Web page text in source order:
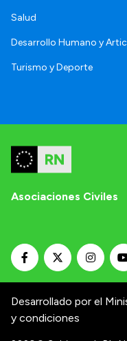
Salud
Desarrollo Humano y
Turismo y Deporte
Asociaciones Civiles
Desarrollado por el
y condiciones